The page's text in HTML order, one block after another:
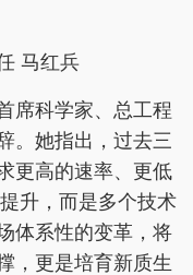
马红兵
席科学家、总工程
。她指出，过去三
更高的速率、更低
升，而是多个技术
体系性的变革，将
，更是培育新质生